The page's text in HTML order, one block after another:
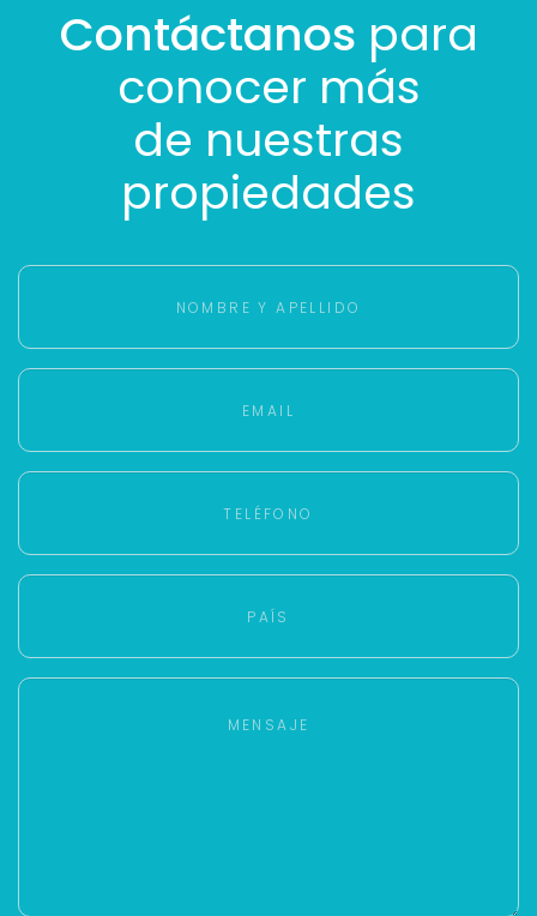
Contáctanos para
conocer más
de nuestras
propiedades